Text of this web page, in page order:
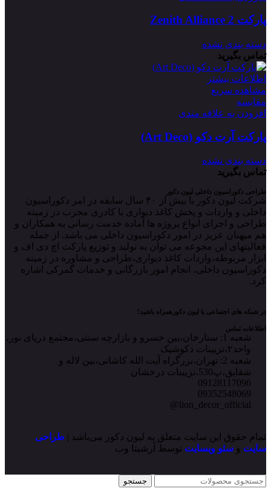
پارکت 2 Zenith Alliance
دسته بندی نشده
تماس بگیرید
اطلاعات بیشتر
مشاهده سریع
مقایسه
افزودن به علاقه مندی
پارکت آرت دکو (Art Deco)
دسته بندی نشده
تماس بگیرید
طراحی دکوراسیون داخلی لیون دکور
شرکت لیون دکور با بیش از ۴۰ سال سابقه در امر دکوراسیون
داخلی و واردات و پخش کاغذ دیواری با کادری مجرب در زمینه
طراحی و اجرای انواع پروژه ها آماده خدمت رسانی به همکاران و
هم میهنان عزیز در امور دکوراسیون داخلی می باشد. از جمله
فعالیتهای این مجوعه می توان به تولید و توزیع پارکت اچ دی اف و
ابزار مربوطه،واردات کاغذ دیواری،طراحی و مشاوره در زمینه
دکوراسیون داخلی، انجام امور بازرگانی و خدمات گمرکی اشاره
کرد.
در شبکه های اجتماعی با لیون دکورهمراه باشید!
اطلاعات تماس
شعبه 1: ستارخان،بین خسرو و بازارچه سنتی،مجتمع دریای نور،
واحد۲،تزیینات دکوشیک
شعبه 2: تهران،بزرگراه آیت الله کاشانی،بین لاله و
شقایق،پ530،تزیینات درخشان
09128117096
09352548069
lion_decor_official@
تمام حقوق این سایت متعلق به لیون دکور می‌باشد | طراحی
سایت و سئو وبسایت توسط آرشیتا وب
جستجو